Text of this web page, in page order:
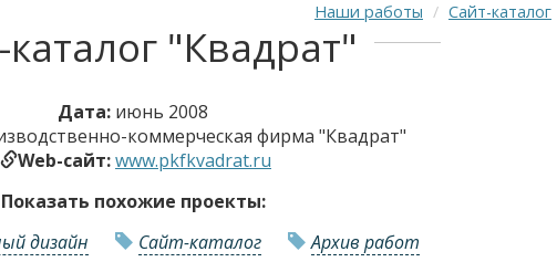
Наши работы Сайт-каталог
"Квадрат"
Дата: июнь 2008
коммерческая фирма "Квадрат"
Web-сайт:www.pkfkvadrat.ru
Показать похожие проекты:
дизайн
Сайт-каталог Архив работ